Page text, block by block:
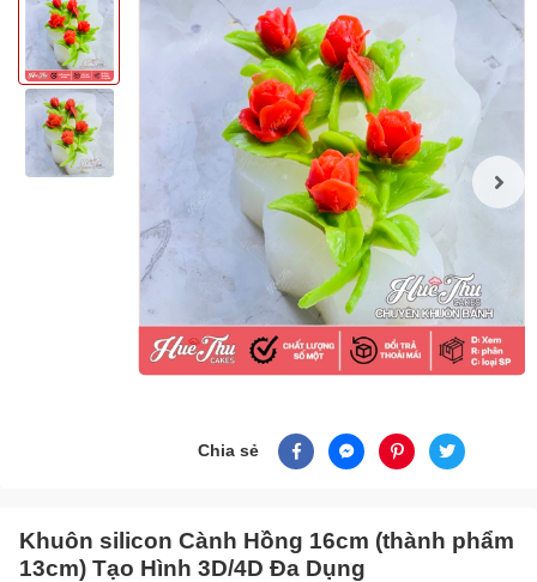
Chia sẻ
Khuôn silicon Cành Hồng 16cm (thành phẩm
13cm) Tạo Hình 3D/4D Đa Dụng